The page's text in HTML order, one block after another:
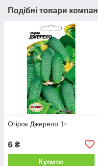
Подібні товари
Огірок Джерело 1г
6 ₴
Купити